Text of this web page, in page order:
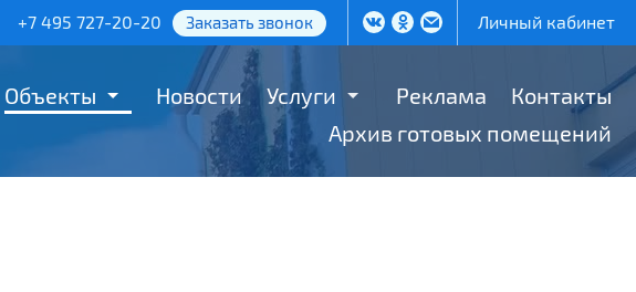
+7 495 727-20-20 Заказать звонок Личный кабинет
Объекты Новости Услуги Реклама
Контакты
Архив готовых помещений